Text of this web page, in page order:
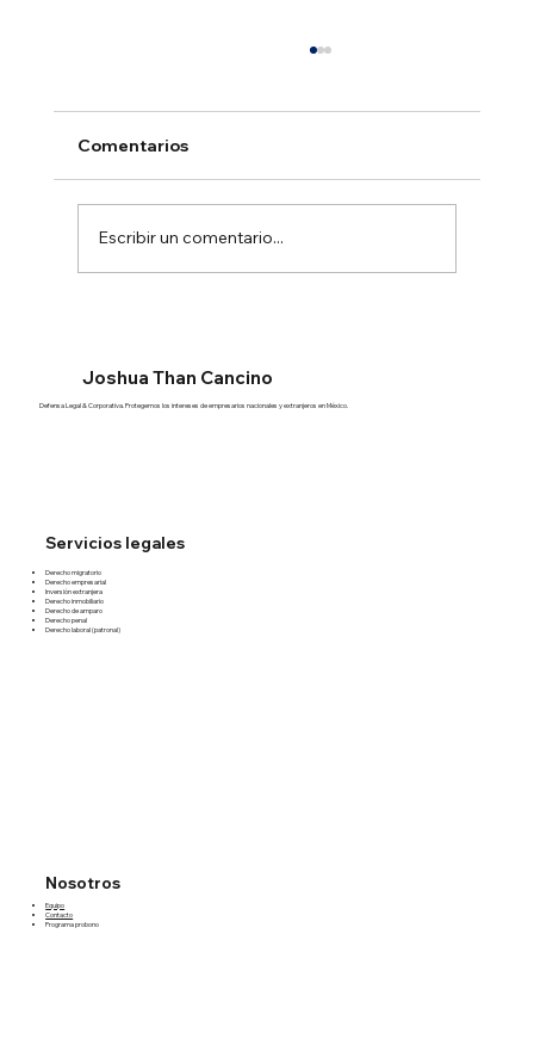
Comentarios
Escribir un comentario...
Joshua Than Cancino
Defensa Legal & Corporativa. Protegemos los intereses de empresarios nacionales y extranjeros en México.
Servicios legales
Derecho migratorio
Derecho empresarial
Inversión extranjera
Derecho inmobiliario
Derecho de amparo
Derecho penal
Derecho laboral (patronal)
Nosotros
Equipo
Contacto
Programa probono